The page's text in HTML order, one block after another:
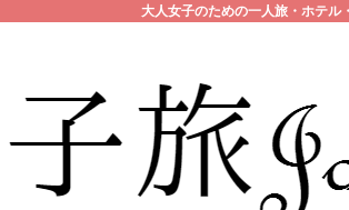
大人女子のための一人旅・ホテル